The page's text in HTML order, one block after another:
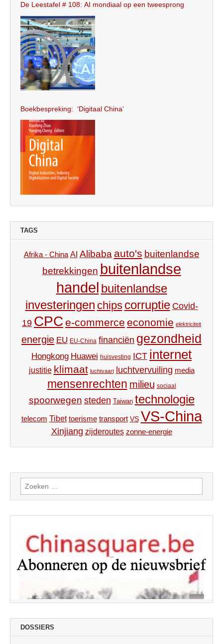
De Leestafel # 108: AI mondiaal op een tweesprong
Boekbespreking: ‘Digitaal China’
TAGS
Afrika - China AI Alibaba auto's buitenlandse
betrekkingen buitenlandse
handel buitenlandse
investeringen chips corruptie Covid-
19 CPC e-commerce economie elektriciteit
energie EU EU-China financiën gezondheid
Hongkong Huawei huisvesting ICT internet
justitie klimaat luchtvaart luchtvervuiling media
mensenrechten milieu sociaal
spoorwegen steden Taiwan technologie
telecom Tibet toerisme transport VS VS-China
Xinjiang zijderoutes zonne-energie
Zoeken
naar:
DOSSIERS